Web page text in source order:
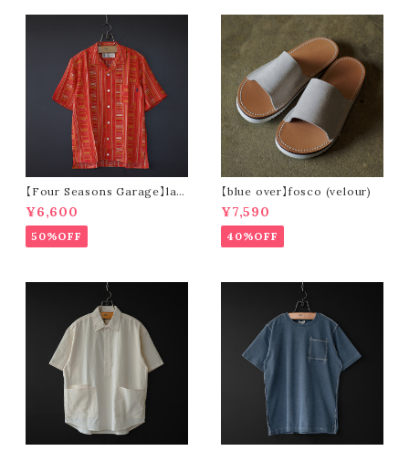
【Four Seasons Garage】lad
der stripe open collar s/s s
hirt (orange)
¥6,600
50%OFF
【blue over】fosco (velour)
¥7,590
40%OFF